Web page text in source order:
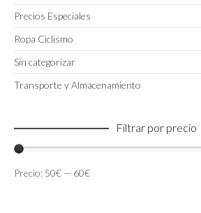
Precios Especiales
Ropa Ciclismo
Sin categorizar
Transporte y Almacenamiento
Filtrar por precio
Precio
Precio
Precio: 50€ — 60€